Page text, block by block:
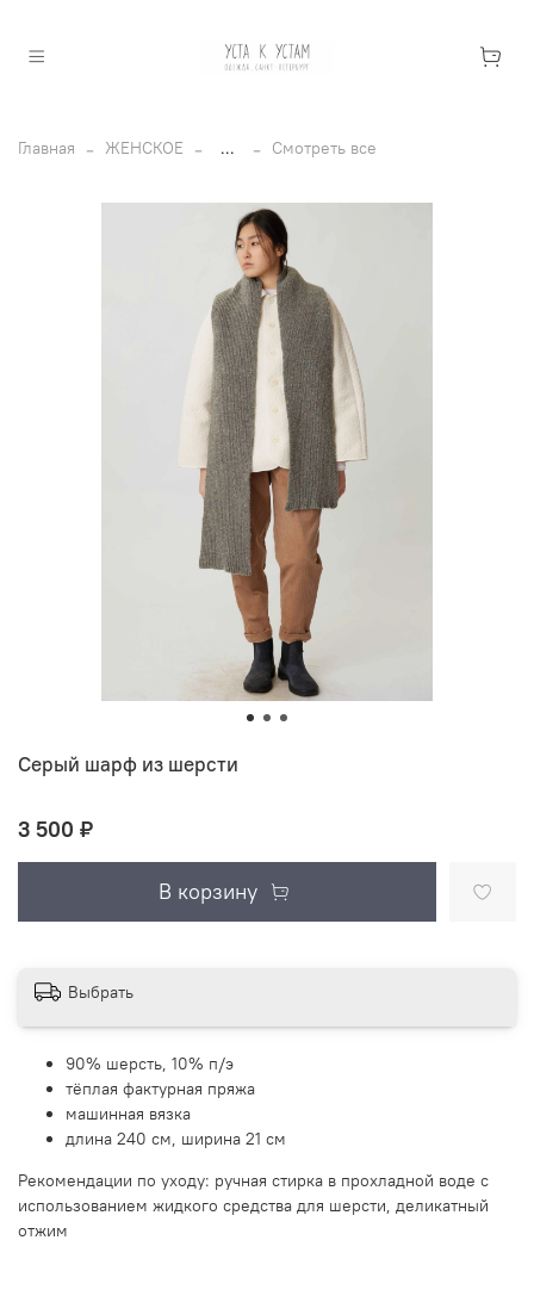
Главная ЖЕНСКОЕ ... Смотреть все
Серый шарф из шерсти
3 500 ₽
В корзину
Выбрать
90% шерсть, 10% п/э
тёплая фактурная пряжа
машинная вязка
длина 240 см, ширина 21 см
Рекомендации по уходу: ручная стирка в прохладной воде с
использованием жидкого средства для шерсти, деликатный
отжим